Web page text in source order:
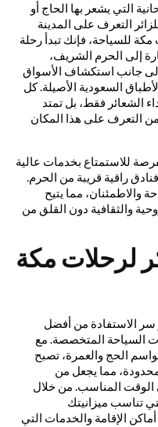
التي يشعر بها الحاج أو
التعرف على المدينة
للسياحة، فإنك تبدأ رحلة
إلى الحرم الشريف،
إلى جانب استكشاف الأسواق
السعودية الأصيلة. كل
الشعائر فقط، بل تمتد
من التعرف على هذا المكان
للاستمتاع بخدمات عالية
راقية قريبة من الحرم.
والاطمئنان، مما يتيح
والثقافية دون القلق من
لرحلات مكة
سر الاستفادة من أفضل
السياحة المتخصصة. مع
الحج والعمرة، تصبح
محدودة، مما يجعل من
الوقت المناسب. من خلال
تناسب ميزانيتك
الإقامة والخدمات التي